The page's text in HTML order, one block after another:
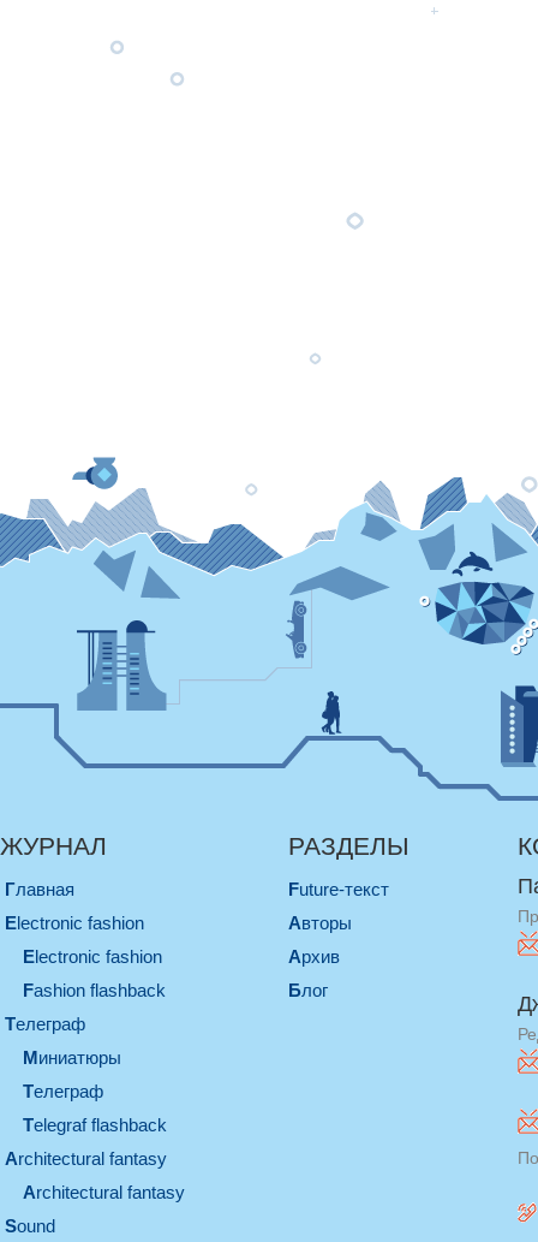
ЖУРНАЛ
Главная
electronic fashion
electronic fashion
Fashion flashback
телеграф
миниатюры
телеграф
Telegraf flashback
architectural fantasy
architectural fantasy
sound
РАЗДЕЛЫ
Future-текст
Авторы
Архив
Блог